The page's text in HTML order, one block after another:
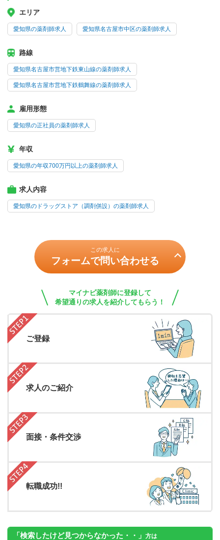
エリア
愛知県の薬剤師求人 愛知県名古屋市中区の薬剤師求人
路線
愛知県名古屋市営地下鉄東山線の薬剤師求人
愛知県名古屋市営地下鉄鶴舞線の薬剤師求人
雇用形態
愛知県の正社員の薬剤師求人
年収
愛知県の年収700万円以上の薬剤師求人
求人内容
愛知県のドラッグストア（調剤併設）の薬剤師求人
この求人に
フォームで問い合わせる
マイナビ薬剤師に登録して
希望通りの求人を紹介してもらう！
ご登録
求人のご紹介
面接・条件交渉
転職成功!!
「検索したけど見つからなかった・・」 方は